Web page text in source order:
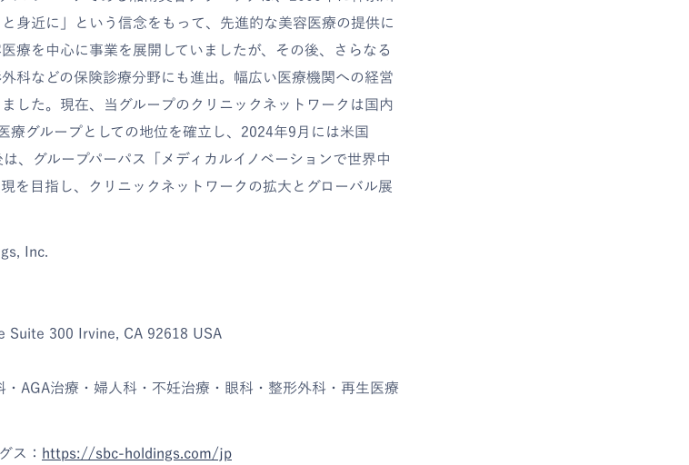
身近に」という信念をもって、先進的な美容医療の提供に
療を中心に事業を展開していましたが、その後、さらなる
科などの保険診療分野にも進出。幅広い医療機関への経営
した。現在、当グループのクリニックネットワークは国内
療グループとしての地位を確立し、2024年9月には米国
、グループパーパス「メディカルイノベーションで世界中
を目指し、クリニックネットワークの拡大とグローバル展
Inc.
Suite 300 Irvine, CA 92618 USA
AGA治療・婦人科・不妊治療・眼科・整形外科・再生医療
ス： https://sbc-holdings.com/jp